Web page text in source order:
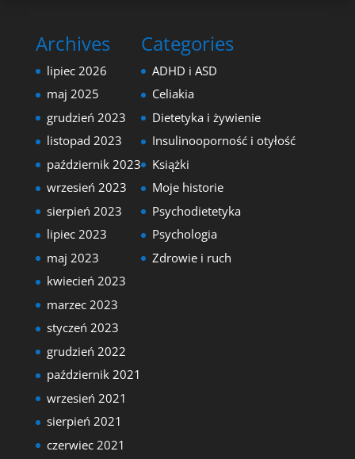
Archives
lipiec 2026
maj 2025
grudzień 2023
listopad 2023
październik 2023
wrzesień 2023
sierpień 2023
lipiec 2023
maj 2023
kwiecień 2023
marzec 2023
styczeń 2023
grudzień 2022
październik 2021
wrzesień 2021
sierpień 2021
czerwiec 2021
Categories
ADHD i ASD
Celiakia
Dietetyka i żywienie
Insulinooporność i otyłość
Książki
Moje historie
Psychodietetyka
Psychologia
Zdrowie i ruch